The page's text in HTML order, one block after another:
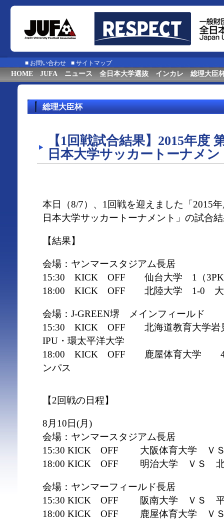
■ お問い合わせ ■ サイトマップ
HOME JUFA ニュース 全日本大学選抜 インカレ 総理大臣
総理大臣杯
【1回戦試合結果】2015年度
日本大学サッカートーナメン
本日（8/7）、1回戦を迎えました「2015
日本大学サッカートーナメント」の試合
【結果】
会場：ヤンマースタジアム長居
15:30 KICK OFF 仙台大学 1（
18:00 KICK OFF 北陸大学 1-0 大
会場：J-GREEN堺 メインフィールド
15:30 KICK OFF 北海道教育大学
IPU・環太平洋大学
18:00 KICK OFF 鹿屋体育大学
ンパス
【2回戦の日程】
8月10日(月)
会場：ヤンマースタジアム長居
15:30 KICK OFF 大阪体育大学 Ｖ
18:00 KICK OFF 明治大学 ＶＳ 北
会場：ヤンマーフィールド長居
15:30 KICK OFF 阪南大学 ＶＳ 平
18:00 KICK OFF 鹿屋体育大学 Ｖ